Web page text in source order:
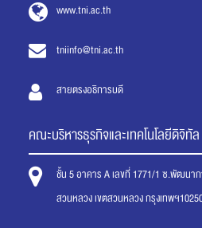
www.tni.ac.th
tniinfo@tni.ac.th
สายตรงอธิการบดี
คณะบริหารธุรกิจและเทคโนโลยีดิจิทัล
ชั้น 5 อาคาร A เลขที่ 1771/1 ซ.พัฒนา
สวนหลวง เขตสวนหลวง กรุงเทพฯ